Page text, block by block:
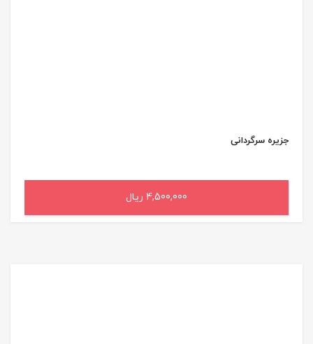
جزیره‌ سرگردانی‌
4,500,000 ریال
افزودن به سبد خرید